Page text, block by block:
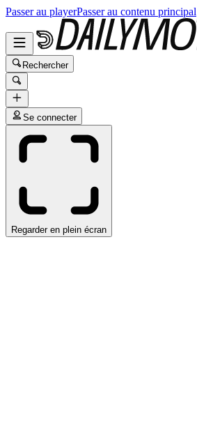
Passer au playerPasser au contenu principal
Rechercher
Se connecter
Regarder en plein écran